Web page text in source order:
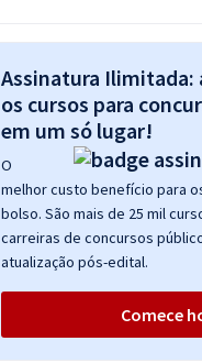
Assinatura Ilimitada:
os cursos para
em um só lugar!
O
melhor custo benefício para
bolso. São mais de 25 mil
carreiras de concursos
atualização pós-edital.
Comece